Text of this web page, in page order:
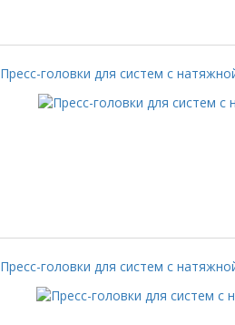
Пресс-головки для систем с
Пресс-головки для систем с